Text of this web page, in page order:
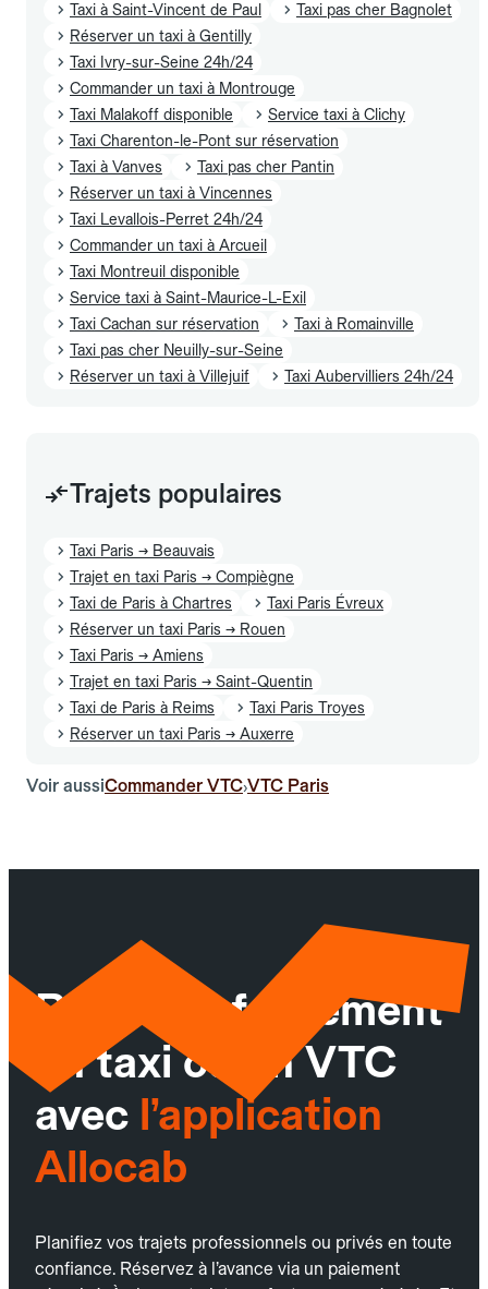
Taxi à Saint-Vincent de Paul
Taxi pas cher Bagnolet
Réserver un taxi à Gentilly
Taxi Ivry-sur-Seine 24h/24
Commander un taxi à Montrouge
Taxi Malakoff disponible
Service taxi à Clichy
Taxi Charenton-le-Pont sur réservation
Taxi à Vanves
Taxi pas cher Pantin
Réserver un taxi à Vincennes
Taxi Levallois-Perret 24h/24
Commander un taxi à Arcueil
Taxi Montreuil disponible
Service taxi à Saint-Maurice-L-Exil
Taxi Cachan sur réservation
Taxi à Romainville
Taxi pas cher Neuilly-sur-Seine
Réserver un taxi à Villejuif
Taxi Aubervilliers 24h/24
Trajets populaires
Taxi Paris → Beauvais
Trajet en taxi Paris → Compiègne
Taxi de Paris à Chartres
Taxi Paris Évreux
Réserver un taxi Paris → Rouen
Taxi Paris → Amiens
Trajet en taxi Paris → Saint-Quentin
Taxi de Paris à Reims
Taxi Paris Troyes
Réserver un taxi Paris → Auxerre
Voir aussiCommander VTC›VTC Paris
Réservez facilement
un taxi ou un VTC
avec l’application
Allocab
Planifiez vos trajets professionnels ou privés en toute
confiance. Réservez à l’avance via un paiement